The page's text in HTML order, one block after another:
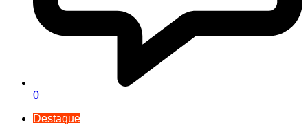
0
Destaque